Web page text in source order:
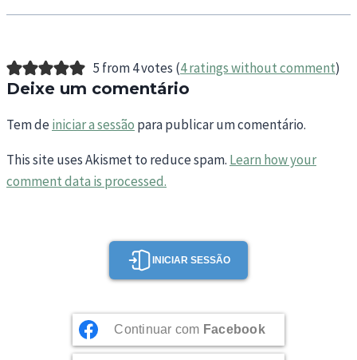
5 from 4 votes (4 ratings without comment)
Deixe um comentário
Tem deiniciar a sessão para publicar um comentário.
This site uses Akismet to reduce spam. Learn how your
comment data is processed.
INICIAR SESSÃO
Continuar com Facebook